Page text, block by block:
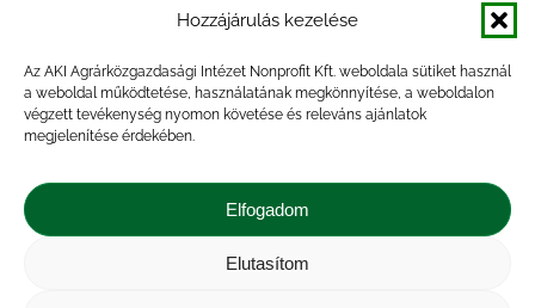
Hozzájárulás kezelése
Az AKI Agrárközgazdasági Intézet Nonprofit Kft. weboldala sütiket használ
a weboldal működtetése, használatának megkönnyítése, a weboldalon
végzett tevékenység nyomon követése és releváns ajánlatok
megjelenítése érdekében.
Elfogadom
Elutasítom
nemzetközi árinformációk
paradicsom piac piaci jelentés
pulyka pulykahús sertés sertéshús
szarvasmarha termelés
termelői
zöldség árak
átlagárértékesítési ár